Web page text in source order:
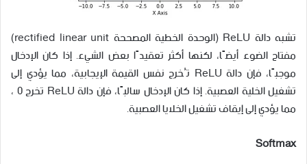
تشبه دالة ReLU (الوحدة الخطية المصححة rectified linear unit)
مفتاح الضوء أيضًا، لكنها أكثر تعقيدًا بعض الشيء. إذا كان الإدخال
موجبًا، فإن دالة ReLU تُخرج نفس القيمة الإيجابية، مما يؤدي إلى
تشغيل الخلية العصبية. إذا كان الإدخال سالبًا، فإن دالة ReLU تخرج 0 ،
مما يؤدي إلى إيقاف تشغيل الخلايا العصبية.
Softmax